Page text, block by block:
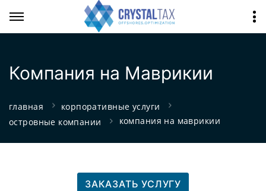
Компания на Маврикии
главная
корпоративные услуги
островные компании
компания на маврикии
ЗАКАЗАТЬ УСЛУГУ